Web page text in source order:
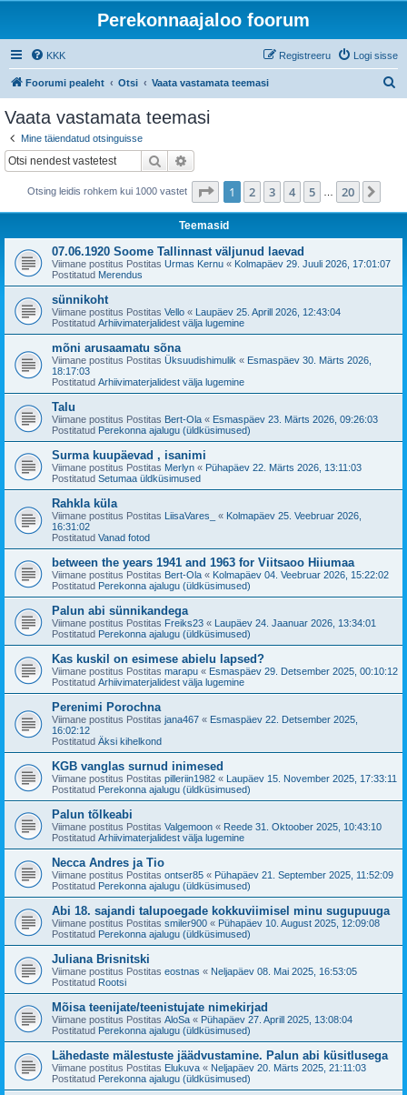
Perekonnaajaloo foorum
KKK Logi sisse
Registreeru
Foorumi pealeht Otsi Vaata vastamata teemasi
Vaata vastamata teemasi
Mine täiendatud otsinguisse
Otsi
Otsing leidis rohkem kui 1000 vastet 1 . leht20 -st
1 2 3 4 5 20
Teemasid
07.06.1920 Soome Tallinnast väljunud laevad
Viimane postitus Postitas Urmas Kernu « Kolmapäev 29. Juuli 2026, 17:01:07
Postitatud Merendus
sünnikoht
Viimane postitus Postitas Vello « Laupäev 25. Aprill 2026, 12:43:04
Postitatud Arhiivimaterjalidest välja lugemine
mõni arusaamatu sõna
Viimane postitus Postitas Üksuudishimulik « Esmaspäev 30. Märts 2026,
18:17:03
Postitatud Arhiivimaterjalidest välja lugemine
Talu
Viimane postitus Postitas Bert-Ola « Esmaspäev 23. Märts 2026, 09:26:03
Postitatud Perekonna ajalugu (üldküsimused)
Surma kuupäevad , isanimi
Viimane postitus Postitas Merlyn « Pühapäev 22. Märts 2026, 13:11:03
Postitatud Setumaa üldküsimused
Rahkla küla
Viimane postitus Postitas LiisaVares_ « Kolmapäev 25. Veebruar 2026,
16:31:02
Postitatud Vanad fotod
between the years 1941 and 1963 for Viitsaoo Hiiumaa
Viimane postitus Postitas Bert-Ola « Kolmapäev 04. Veebruar 2026, 15:22:02
Postitatud Perekonna ajalugu (üldküsimused)
Palun abi sünnikandega
Viimane postitus Postitas Freiks23 « Laupäev 24. Jaanuar 2026, 13:34:01
Postitatud Perekonna ajalugu (üldküsimused)
Kas kuskil on esimese abielu lapsed?
Viimane postitus Postitas marapu « Esmaspäev 29. Detsember 2025, 00:10:12
Postitatud Arhiivimaterjalidest välja lugemine
Perenimi Porochna
Viimane postitus Postitas jana467 « Esmaspäev 22. Detsember 2025,
16:02:12
Postitatud Äksi kihelkond
KGB vanglas surnud inimesed
Viimane postitus Postitas pilleriin1982 « Laupäev 15. November 2025, 17:33:11
Postitatud Perekonna ajalugu (üldküsimused)
Palun tõlkeabi
Viimane postitus Postitas Valgemoon « Reede 31. Oktoober 2025, 10:43:10
Postitatud Arhiivimaterjalidest välja lugemine
Necca Andres ja Tio
Viimane postitus Postitas ontser85 « Pühapäev 21. September 2025, 11:52:09
Postitatud Perekonna ajalugu (üldküsimused)
Abi 18. sajandi talupoegade kokkuviimisel minu sugupuuga
Viimane postitus Postitas smiler900 « Pühapäev 10. August 2025, 12:09:08
Postitatud Perekonna ajalugu (üldküsimused)
Juliana Brisnitski
Viimane postitus Postitas eostnas « Neljapäev 08. Mai 2025, 16:53:05
Postitatud Rootsi
Mõisa teenijate/teenistujate nimekirjad
Viimane postitus Postitas AloSa « Pühapäev 27. Aprill 2025, 13:08:04
Postitatud Perekonna ajalugu (üldküsimused)
Lähedaste mälestuste jäädvustamine. Palun abi küsitlusega
Viimane postitus Postitas Elukuva « Neljapäev 20. Märts 2025, 21:11:03
Postitatud Perekonna ajalugu (üldküsimused)